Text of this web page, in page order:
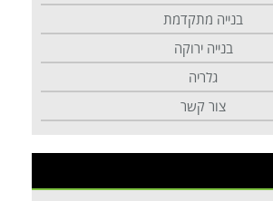
בנייה מתקדמת
בנייה ירוקה
גלריה
צור קשר